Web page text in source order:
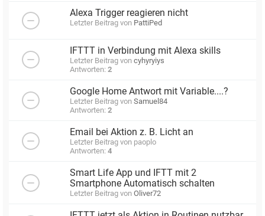
Alexa Trigger reagieren nicht
Letzter Beitrag von PattiPed
IFTTT in Verbindung mit Alexa skills
Letzter Beitrag von cyhyryiys
Antworten: 2
Google Home Antwort mit Variable....?
Letzter Beitrag von Samuel84
Antworten: 2
Email bei Aktion z. B. Licht an
Letzter Beitrag von paoplo
Antworten: 4
Smart Life App und IFTT mit 2
Smartphone Automatisch schalten
Letzter Beitrag von Oliver72